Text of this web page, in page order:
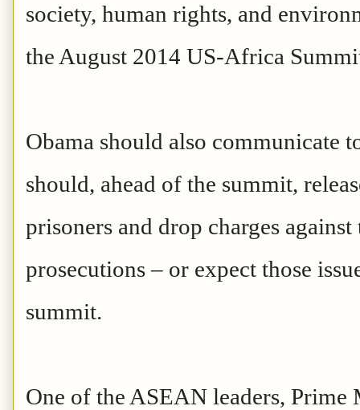
society, human rights, and
the August 2014 US-Africa
Obama should also communicate
should, ahead of the summit,
prisoners and drop charges
prosecutions – or expect those
summit.
One of the ASEAN leaders,